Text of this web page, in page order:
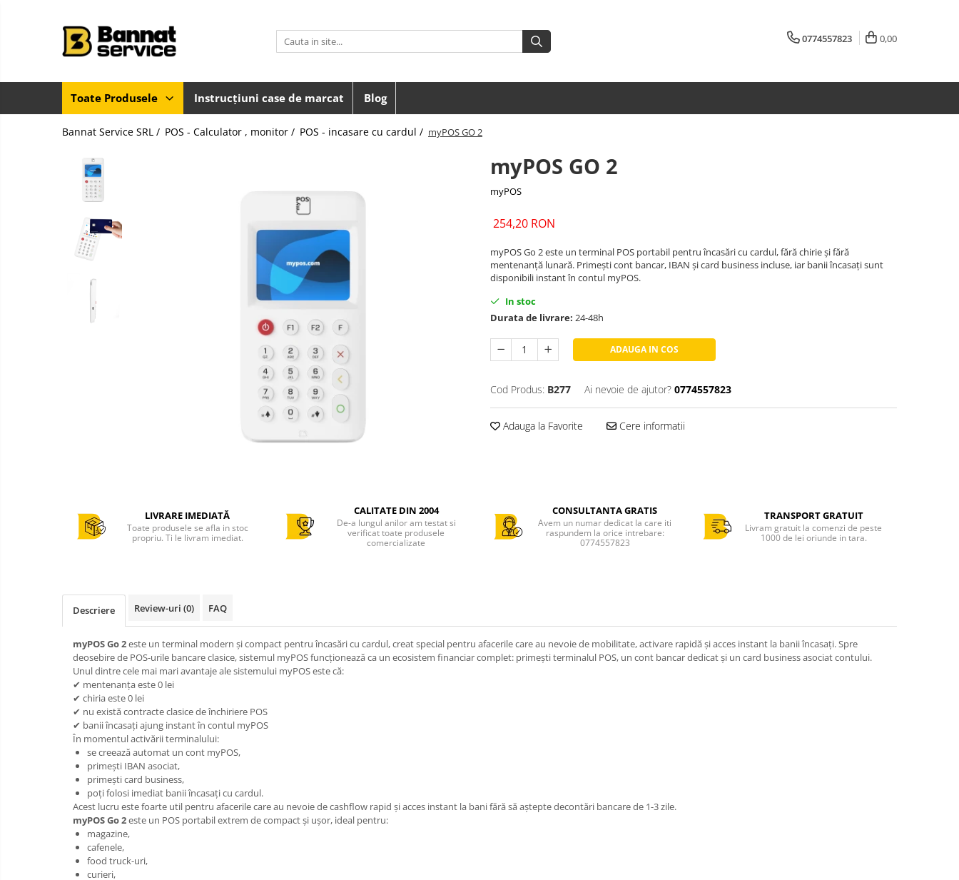
Toate Produsele
Imprimanta fiscala
Casa de marcat pentru vendomate
Sisteme complete de vanzare si
Sisteme de vanzare si gestiune
pentru Magazine (Retail)
Restaurant, Bar și Cafenea
Cantar electronic
Cantar comercial omologat
Marcator pret
Cititor coduri bare / scanner
POS - Calculator , monitor
Calculator desktop
Monitor touchscreen
All in one ANDROID
POS - incasare cu cardul
Birotica
Hartie copiator
Role,
etichete,
consumabile
Role hartie termica
Etichete marcator pret
magazine
Retail-
HoReCa
Refurbished
Programe
de
vanzare
/
gestiune
si
0774557823 0,00
Toate Produsele Instrucțiuni case de marcat Blog
Bannat Service SRL / POS - Calculator , monitor / POS - incasare cu cardul / myPOS GO 2
myPOS GO 2
myPOS
254,20 RON
myPOS Go 2 este un terminal POS portabil pentru încasări cu cardul, fără chirie și fără
mentenanță lunară. Primești cont bancar, IBAN și card business incluse, iar banii încasați sunt
disponibili instant în contul myPOS.
In stoc
Durata de livrare: 24-48h
ADAUGA IN COS
Cod Produs: B277 Ai nevoie de ajutor? 0774557823
Adauga la Favorite Cere informatii
LIVRARE IMEDIATĂ
Toate produsele se afla in stoc
propriu. Ti le livram imediat.
CALITATE DIN 2004
De-a lungul anilor am testat si
verificat toate produsele
comercializate
CONSULTANTA GRATIS
Avem un numar dedicat la care iti
raspundem la orice intrebare:
0774557823
TRANSPORT GRATUIT
Livram gratuit la comenzi de peste
1000 de lei oriunde in tara.
Descriere Review-uri (0) FAQ
myPOS Go 2este un terminal modern și compact pentru încasări cu cardul, creat special pentru afacerile care au nevoie de mobilitate, activare rapidă și acces instant la banii încasați. Spre
deosebire de POS-urile bancare clasice, sistemul myPOS funcționează ca un ecosistem financiar complet: primești terminalul POS, un cont bancar dedicat și un card business asociat contului.
Unul dintre cele mai mari avantaje ale sistemului myPOS este că:
✔ mentenanța este 0 lei
✔ chiria este 0 lei
✔ nu există contracte clasice de închiriere POS
✔ banii încasați ajung instant în contul myPOS
În momentul activării terminalului:
se creează automat un cont myPOS,
primești IBAN asociat,
primești card business,
poți folosi imediat banii încasați cu cardul.
Acest lucru este foarte util pentru afacerile care au nevoie de cashflow rapid și acces instant la bani fără să aștepte decontări bancare de 1-3 zile.
myPOS Go 2este un POS portabil extrem de compact și ușor, ideal pentru:
magazine,
cafenele,
food truck-uri,
curieri,